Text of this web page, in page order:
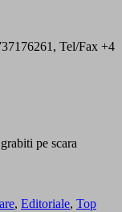
Tel/Fax +4
pe scara
, Editoriale, Top